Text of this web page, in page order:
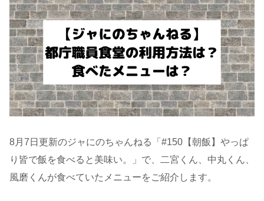
8月7日更新のジャにのちゃんねる「#150 【朝飯】やっぱ
り皆で飯を食べると美味い。
」で、二宮くん、中丸くん、
風磨くんが食べていたメニューをご紹介します。